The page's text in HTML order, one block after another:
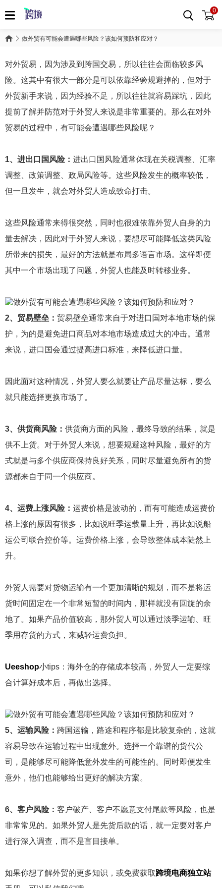
0
做外贸有可能会遭遇哪些风险？该如何预防和应对？
对外贸易，因为涉及到跨国交易，所以往往会面临较多风
险。这其中有很大一部分是可以依靠经验规避掉的，但对于
外贸新手来说，因为经验不足，所以往往就容易踩坑，因此
提前了解并防范对于外贸人来说是非常重要的。那么在对外
贸易的过程中，有可能会遭遇哪些风险呢？
1、进出口国风险： 进出口国风险通常体现在关税调整、汇率
调整、政策调整、政局风险等。这些风险发生的概率较低，
但一旦发生，就会对外贸人造成致命打击。
这些风险通常来得很突然，同时也很难依靠外贸人自身的力
量去解决，因此对于外贸人来说，要想尽可能降低这类风险
所带来的损失，最好的方法就是布局多语言市场。这样即便
其中一个市场出现了问题，外贸人也能及时转移业务。
2、贸易壁垒： 贸易壁垒通常来自于对进口国对本地市场的保
护，为的是避免进口商品对本地市场造成过大的冲击。通常
来说，进口国会通过提高进口标准，来降低进口量。
因此面对这种情况，外贸人要么就要让产品尽量达标，要么
就只能选择更换市场了。
3、供货商风险： 供货商方面的风险，最终导致的结果，就是
供不上货。对于外贸人来说，想要规避这种风险，最好的方
式就是与多个供应商保持良好关系，同时尽量避免所有的货
源都来自于同一个供应商。
4、运费上涨风险： 运费价格是波动的，而有可能造成运费价
格上涨的原因有很多，比如说旺季运载量上升，再比如说船
运公司联合控价等。运费价格上涨，会导致整体成本陡然上
升。
外贸人需要对货物运输有一个更加清晰的规划，而不是将运
货时间固定在一个非常短暂的时间内，那样就没有回旋的余
地了。如果产品价值较高，那外贸人可以通过淡季运输、旺
季用存货的方式，来减轻运费负担。
Ueeshop小tips：海外仓的存储成本较高，外贸人一定要综
合计算好成本后，再做出选择。
5、运输风险： 跨国运输，路途和程序都是比较复杂的，这就
容易导致在运输过程中出现意外。选择一个靠谱的货代公
司，是能够尽可能降低意外发生的可能性的。同时即便发生
意外，他们也能够给出更好的解决方案。
6、客户风险： 客户破产、客户不愿意支付尾款等风险，也是
非常常见的。如果外贸人是先货后款的话，就一定要对客户
进行深入调查，而不是盲目接单。
如果你想了解外贸的更多知识，或免费获取跨境电商独立站